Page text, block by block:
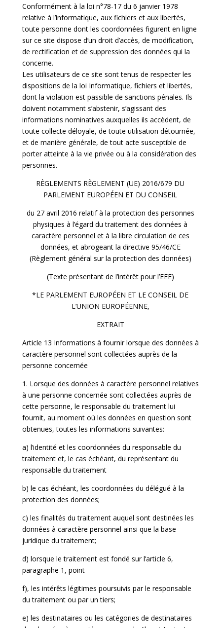
Conformément à la loi n°78-17 du 6 janvier 1978
relative à l’informatique, aux fichiers et aux libertés,
toute personne dont les coordonnées figurent en ligne
sur ce site dispose d’un droit d’accès, de modification,
de rectification et de suppression des données qui la
concerne.
Les utilisateurs de ce site sont tenus de respecter les
dispositions de la loi Informatique, fichiers et libertés,
dont la violation est passible de sanctions pénales. Ils
doivent notamment s’abstenir, s’agissant des
informations nominatives auxquelles ils accèdent, de
toute collecte déloyale, de toute utilisation détournée,
et de manière générale, de tout acte susceptible de
porter atteinte à la vie privée ou à la considération des
personnes.
RÈGLEMENTS RÈGLEMENT (UE) 2016/679 DU
PARLEMENT EUROPÉEN ET DU CONSEIL
du 27 avril 2016 relatif à la protection des personnes
physiques à l’égard du traitement des données à
caractère personnel et à la libre circulation de ces
données, et abrogeant la directive 95/46/CE
(Règlement général sur la protection des données)
(Texte présentant de l’intérêt pour l’EEE)
*LE PARLEMENT EUROPÉEN ET LE CONSEIL DE
L’UNION EUROPÉENNE,
EXTRAIT
Article 13 Informations à fournir lorsque des données à
caractère personnel sont collectées auprès de la
personne concernée
1. Lorsque des données à caractère personnel relatives
à une personne concernée sont collectées auprès de
cette personne, le responsable du traitement lui
fournit, au moment où les données en question sont
obtenues, toutes les informations suivantes:
a) l’identité et les coordonnées du responsable du
traitement et, le cas échéant, du représentant du
responsable du traitement
b) le cas échéant, les coordonnées du délégué à la
protection des données;
c) les finalités du traitement auquel sont destinées les
données à caractère personnel ainsi que la base
juridique du traitement;
d) lorsque le traitement est fondé sur l’article 6,
paragraphe 1, point
f), les intérêts légitimes poursuivis par le responsable
du traitement ou par un tiers;
e) les destinataires ou les catégories de destinataires